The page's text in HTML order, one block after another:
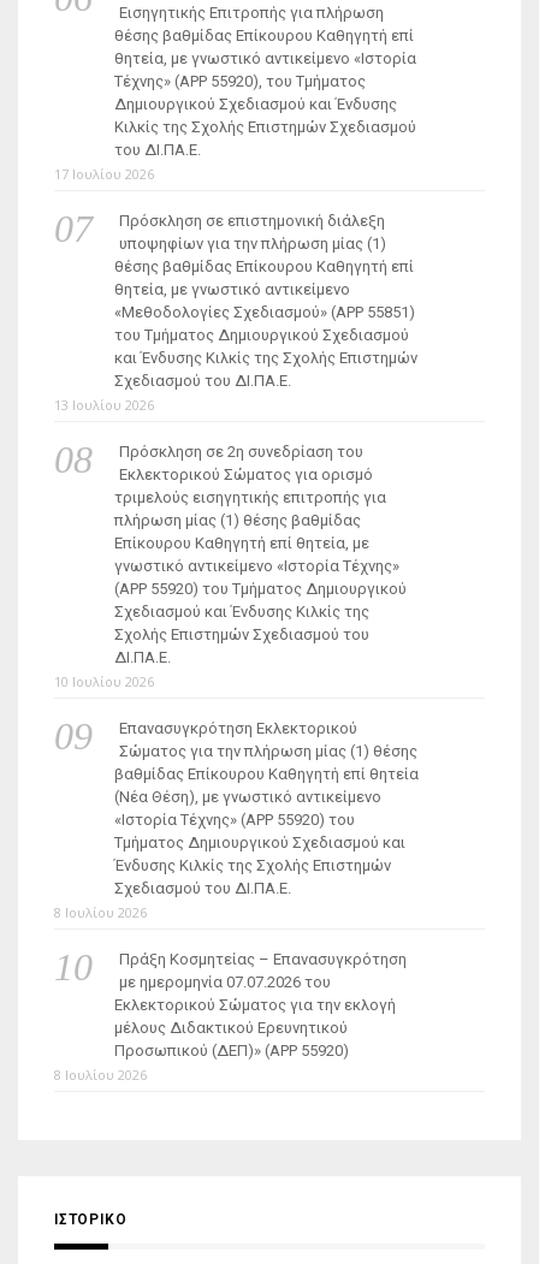
Εισηγητικής Επιτροπής για πλήρωση
θέσης βαθμίδας Επίκουρου Καθηγητή επί
θητεία, με γνωστικό αντικείμενο «Ιστορία
Τέχνης» (ΑΡΡ 55920), του Τμήματος
Δημιουργικού Σχεδιασμού και Ένδυσης
Κιλκίς της Σχολής Επιστημών Σχεδιασμού
του ΔΙ.ΠΑ.Ε.
17 Ιουλίου 2026
Πρόσκληση σε επιστημονική διάλεξη
υποψηφίων για την πλήρωση μίας (1)
θέσης βαθμίδας Επίκουρου Καθηγητή επί
θητεία, με γνωστικό αντικείμενο
«Μεθοδολογίες Σχεδιασμού» (ΑΡΡ 55851)
του Τμήματος Δημιουργικού Σχεδιασμού
και Ένδυσης Κιλκίς της Σχολής Επιστημών
Σχεδιασμού του ΔΙ.ΠΑ.Ε.
13 Ιουλίου 2026
Πρόσκληση σε 2η συνεδρίαση του
Εκλεκτορικού Σώματος για ορισμό
τριμελούς εισηγητικής επιτροπής για
πλήρωση μίας (1) θέσης βαθμίδας
Επίκουρου Καθηγητή επί θητεία, με
γνωστικό αντικείμενο «Ιστορία Τέχνης»
(ΑΡΡ 55920) του Τμήματος Δημιουργικού
Σχεδιασμού και Ένδυσης Κιλκίς της
Σχολής Επιστημών Σχεδιασμού του
ΔΙ.ΠΑ.Ε.
10 Ιουλίου 2026
Επανασυγκρότηση Εκλεκτορικού
Σώματος για την πλήρωση μίας (1) θέσης
βαθμίδας Επίκουρου Καθηγητή επί θητεία
(Νέα Θέση), με γνωστικό αντικείμενο
«Ιστορία Τέχνης» (ΑΡΡ 55920) του
Τμήματος Δημιουργικού Σχεδιασμού και
Ένδυσης Κιλκίς της Σχολής Επιστημών
Σχεδιασμού του ΔΙ.ΠΑ.Ε.
8 Ιουλίου 2026
Πράξη Κοσμητείας – Επανασυγκρότηση
με ημερομηνία 07.07.2026 του
Εκλεκτορικού Σώματος για την εκλογή
μέλους Διδακτικού Ερευνητικού
Προσωπικού (ΔΕΠ)» (APP 55920)
8 Ιουλίου 2026
ΙΣΤΟΡΙΚΌ